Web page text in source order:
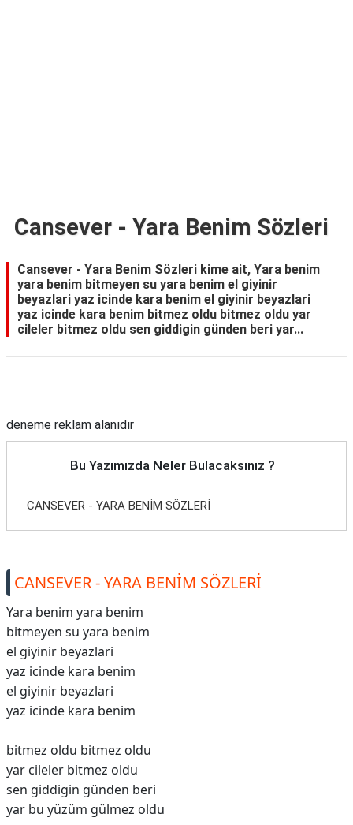
Cansever - Yara Benim Sözleri
Cansever - Yara Benim Sözleri kime ait, Yara benim
yara benim bitmeyen su yara benim el giyinir
beyazlari yaz icinde kara benim el giyinir beyazlari
yaz icinde kara benim bitmez oldu bitmez oldu yar
cileler bitmez oldu sen giddigin günden beri yar...
deneme reklam alanıdır
Bu Yazımızda Neler Bulacaksınız ?
CANSEVER - YARA BENİM SÖZLERİ
CANSEVER - YARA BENİM SÖZLERİ
Yara benim yara benim
bitmeyen su yara benim
el giyinir beyazlari
yaz icinde kara benim
el giyinir beyazlari
yaz icinde kara benim
bitmez oldu bitmez oldu
yar cileler bitmez oldu
sen giddigin günden beri
yar bu yüzüm gülmez oldu